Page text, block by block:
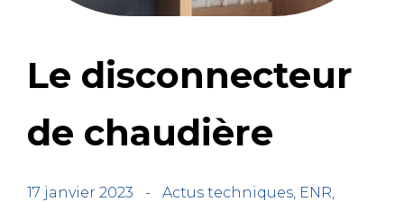
Le disconnecteur
de chaudière
17 janvier 2023 - Actus techniques ENR